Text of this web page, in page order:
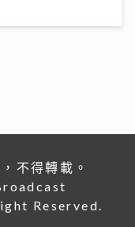
不得轉載。
Reserved.